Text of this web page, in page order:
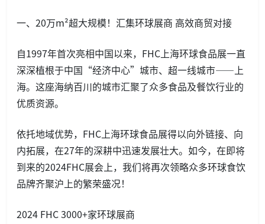
一、20万m²超大规模！汇集环球展商 高效商贸对接
自1997年首次亮相中国以来，FHC上海环球食品展一直
深深植根于中国“经济中心”城市、超一线城市——上
海。这座海纳百川的城市汇聚了众多食品及餐饮行业的
优质资源。
依托地域优势，FHC上海环球食品展得以向外链接、向
内拓展，在27年的深耕中迅速发展壮大。如今，在即将
到来的2024FHC展会上，我们将再次领略众多环球食饮
品牌齐聚沪上的繁荣盛况！
2024 FHC 3000+家环球展商